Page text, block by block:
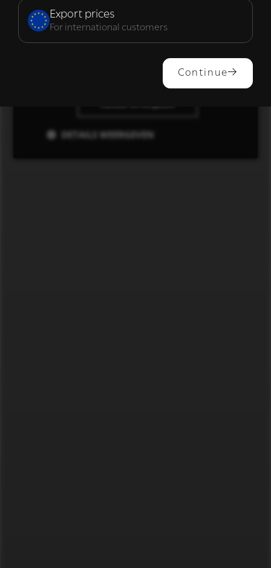
Export prices
For international customers
Continue
ALLES ACCEPTEREN
DETAILS WEERGEVEN